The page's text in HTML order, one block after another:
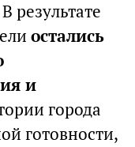
результате
остались
и
города
готовности,